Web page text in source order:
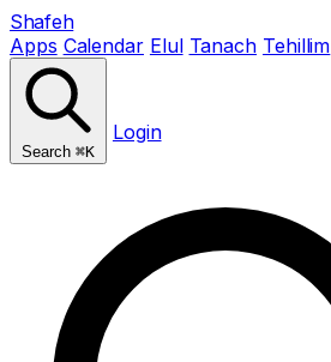
Shafeh
Apps Calendar Elul Tanach Tehillim
Search ⌘K
Login